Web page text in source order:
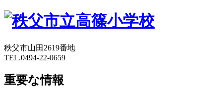
秩父市山田2619番地
TEL.0494-22-0659
重要な情報